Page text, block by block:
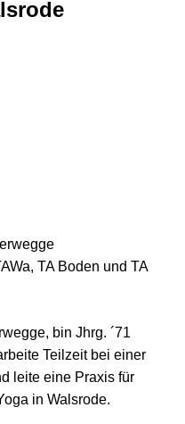
TA Boden und TA
bin Jhrg. ´71
Teilzeit bei einer
leite eine Praxis für
in Walsrode.